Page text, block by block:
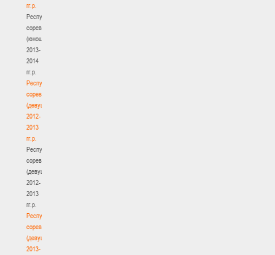
гг.р.
Республиканские
соревнования
(юноши)
2013-
2014
гг.р.
Республиканские
соревнования
(девушки)
2012-
2013
гг.р.
Республиканские
соревнования
(девушки)
2012-
2013
гг.р.
Республиканские
соревнования
(девушки)
2013-